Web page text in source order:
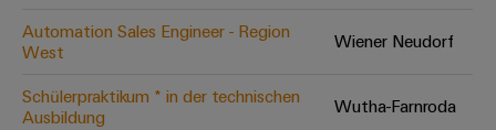
Automation Sales Engineer - Region
West
Wiener Neudorf
Schülerpraktikum * in der technischen
Ausbildung
Wutha-Farnroda